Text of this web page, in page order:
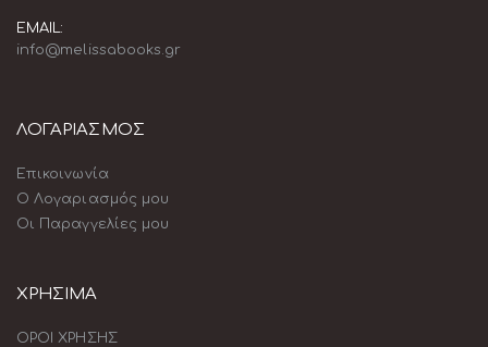
EMAIL:
info@melissabooks.gr
ΛΟΓΑΡΙΑΣΜΟΣ
Επικοινωνία
Ο Λογαριασμός μου
Οι Παραγγελίες μου
ΧΡΗΣΙΜΑ
ΟΡΟΙ ΧΡΗΣΗΣ